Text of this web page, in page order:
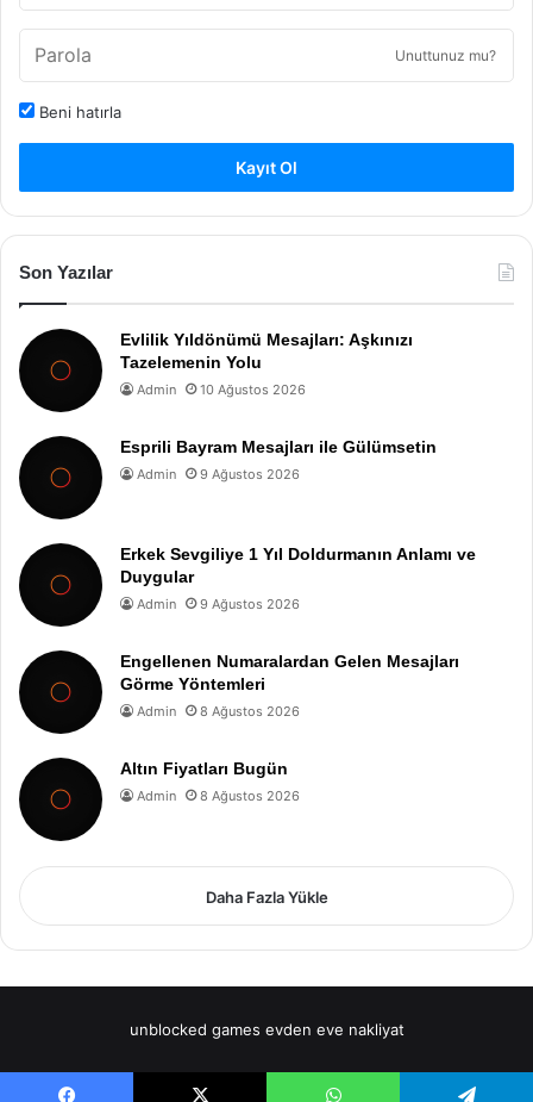
Unuttunuz mu?
Beni hatırla
Kayıt Ol
Son Yazılar
Evlilik Yıldönümü Mesajları: Aşkınızı
Tazelemenin Yolu
Admin 10 Ağustos 2026
Esprili Bayram Mesajları ile Gülümsetin
Admin 9 Ağustos 2026
Erkek Sevgiliye 1 Yıl Doldurmanın Anlamı ve
Duygular
Admin 9 Ağustos 2026
Engellenen Numaralardan Gelen Mesajları
Görme Yöntemleri
Admin 8 Ağustos 2026
Altın Fiyatları Bugün
Admin 8 Ağustos 2026
Daha Fazla Yükle
unblocked games evden eve nakliyat